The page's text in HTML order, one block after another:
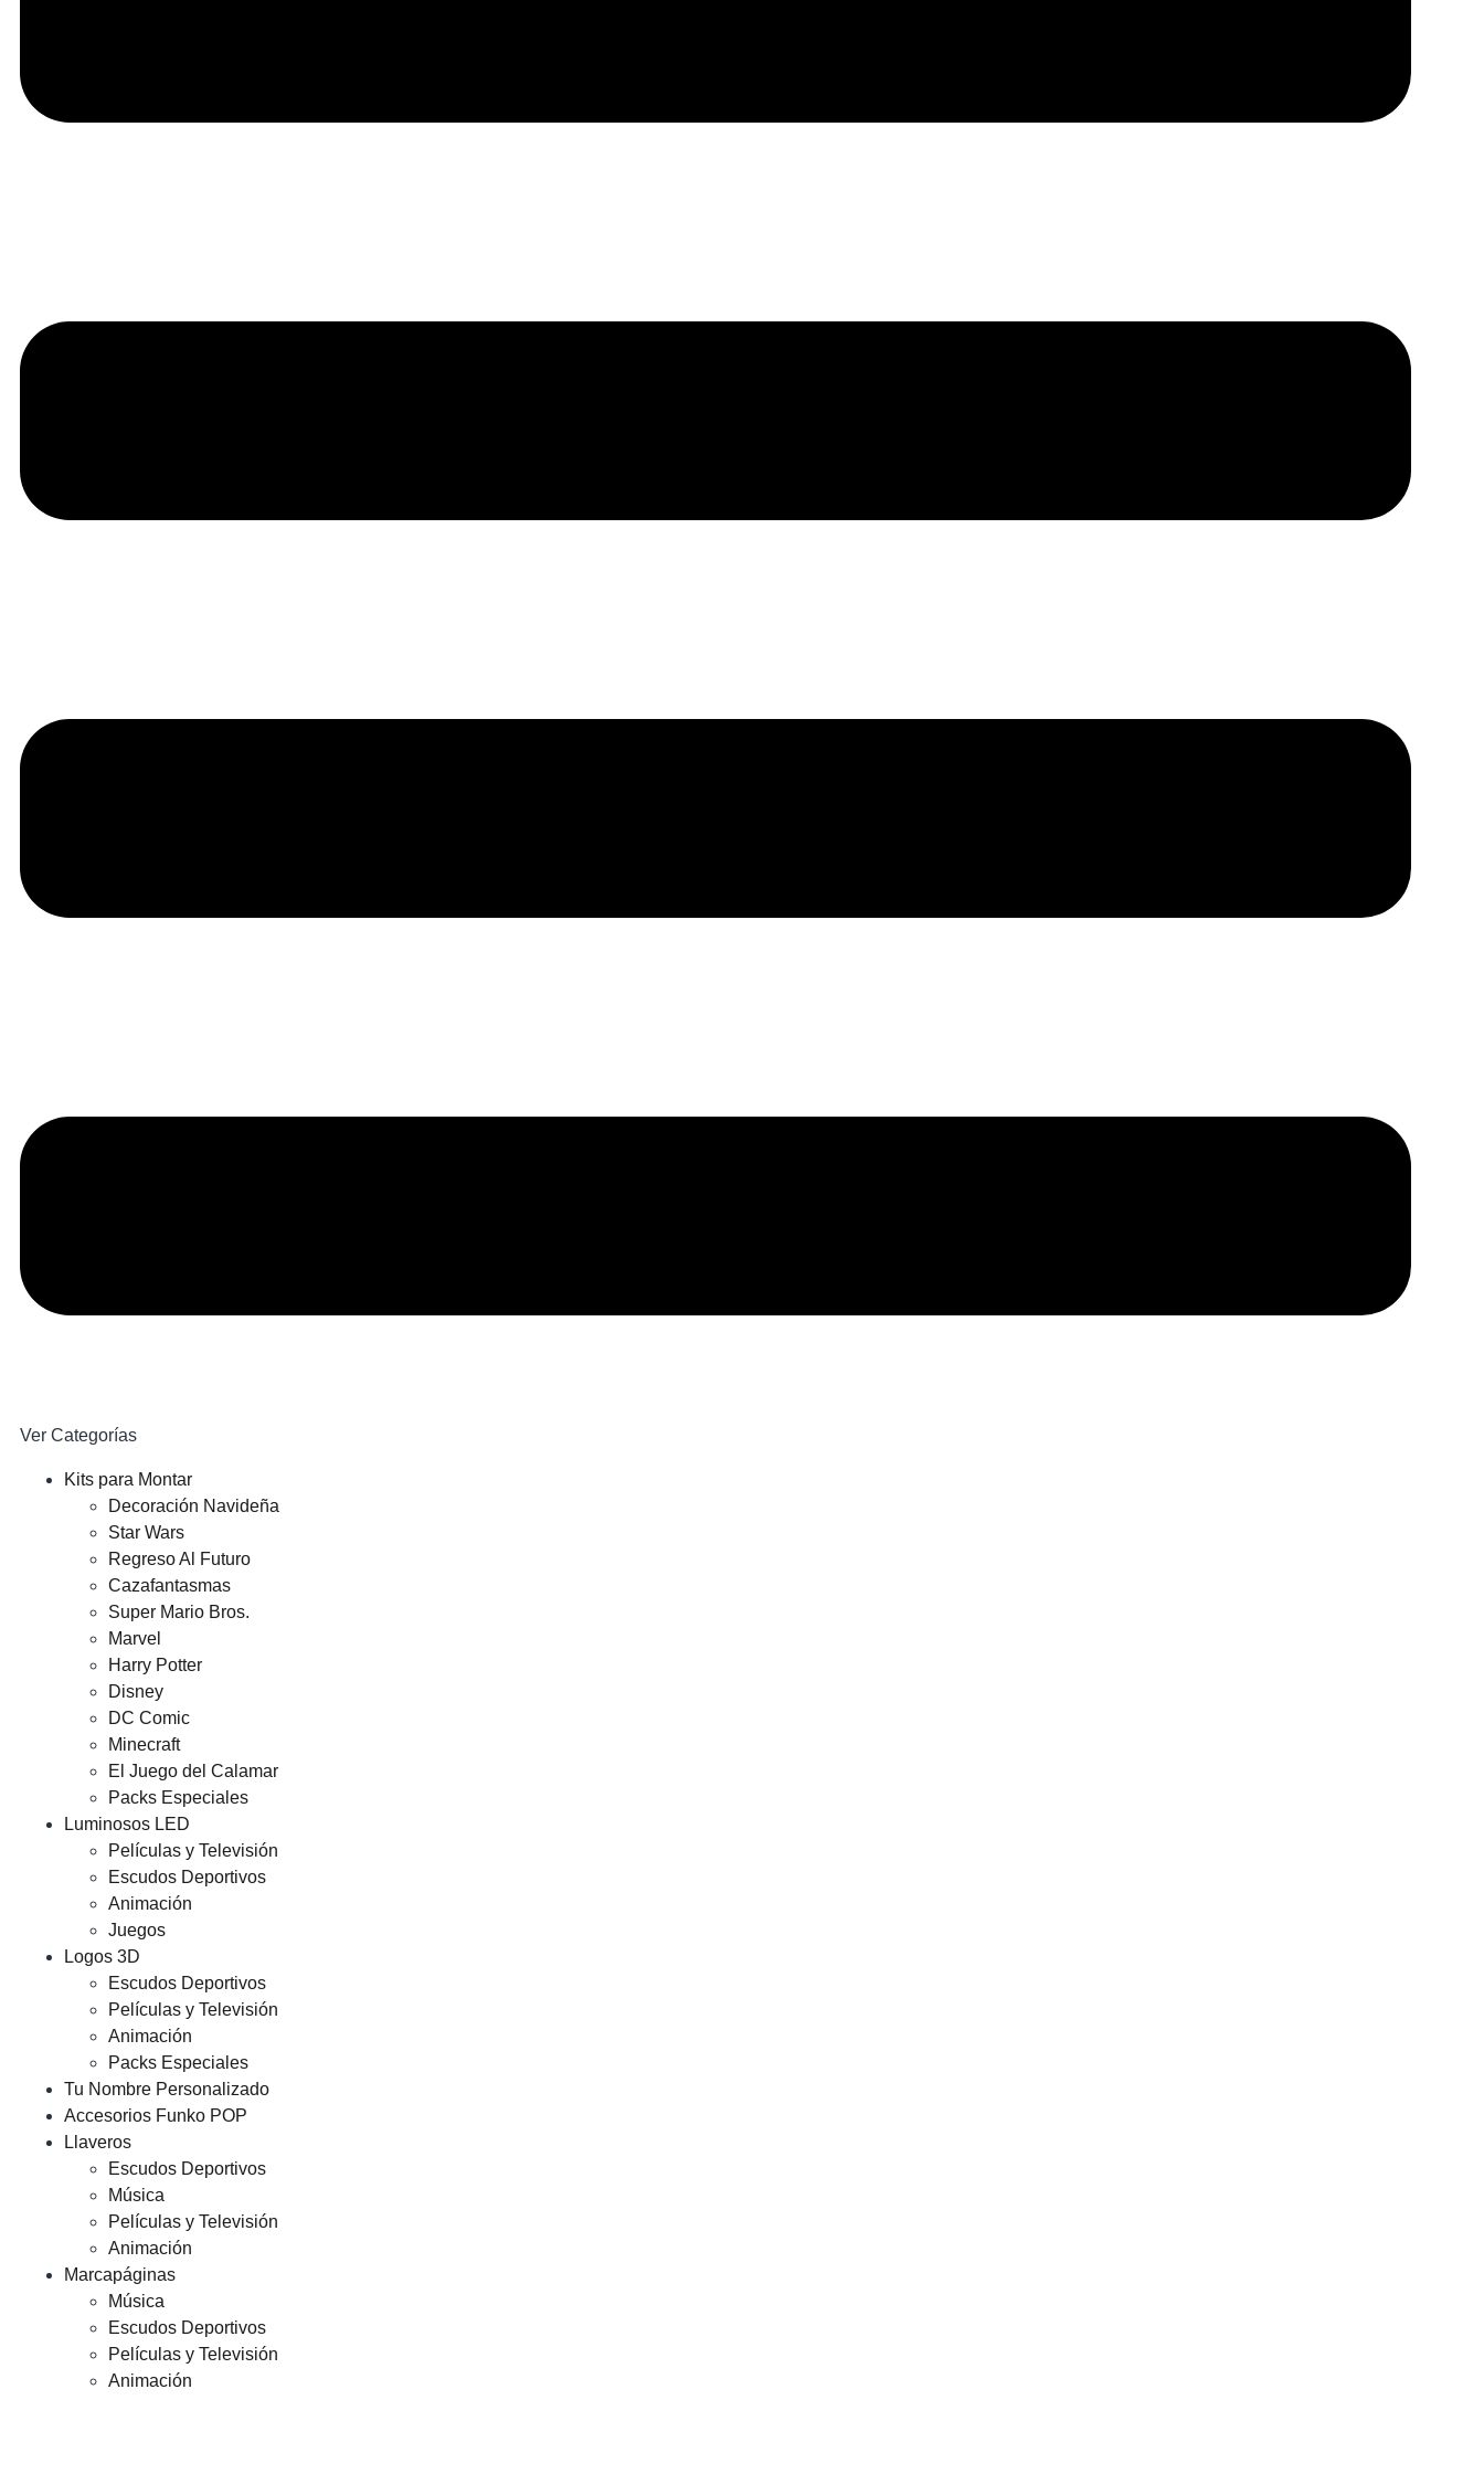
Ver Categorías
Kits para Montar
Decoración Navideña
Star Wars
Regreso Al Futuro
Cazafantasmas
Super Mario Bros.
Marvel
Harry Potter
Disney
DC Comic
Minecraft
El Juego del Calamar
Packs Especiales
Luminosos LED
Películas y Televisión
Escudos Deportivos
Animación
Juegos
Logos 3D
Escudos Deportivos
Películas y Televisión
Animación
Packs Especiales
Tu Nombre Personalizado
Accesorios Funko POP
Llaveros
Escudos Deportivos
Música
Películas y Televisión
Animación
Marcapáginas
Música
Escudos Deportivos
Películas y Televisión
Animación